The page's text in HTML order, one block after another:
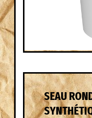
SEAU